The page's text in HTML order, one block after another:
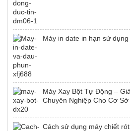
Máy in date in hạn sử
Máy Xay Bột Tự Động –
Chuyên Nghiệp Cho Cơ
Cách sử dụng máy chiết